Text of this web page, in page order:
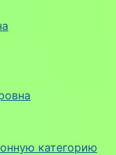
категорию